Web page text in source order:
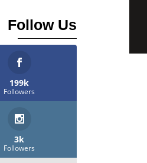
Follow Us
199k
Followers
3k
Followers